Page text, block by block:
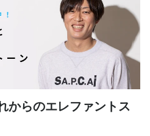
からのエレファントス